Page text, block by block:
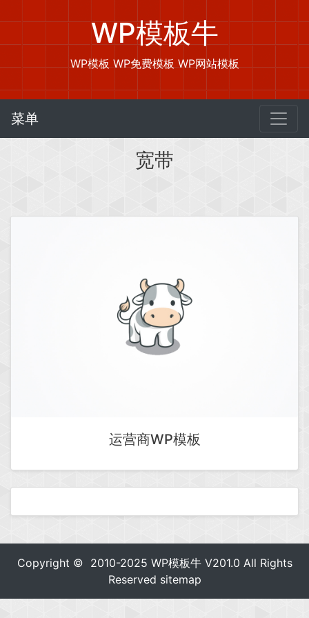
WP模板牛
WP模板 WP免费模板 WP网站模板
菜单
宽带
运营商WP模板
Copyright © 2010-2025 WP模板牛V201.0 All Rights
Reserved sitemap